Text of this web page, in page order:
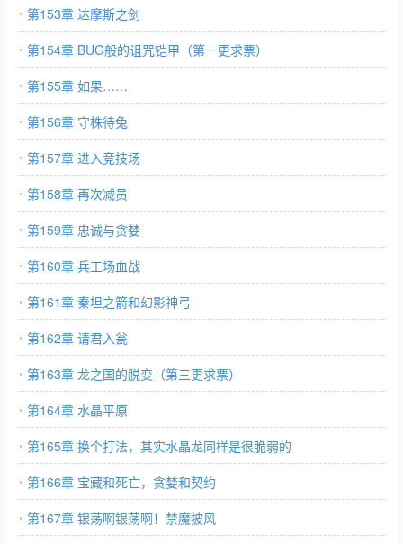
第153章 达摩斯之剑
第154章 BUG般的诅咒铠甲（第一更求票）
第155章 如果……
第156章 守株待兔
第157章 进入竞技场
第158章 再次减员
第159章 忠诚与贪婪
第160章 兵工场血战
第161章 秦坦之箭和幻影神弓
第162章 请君入瓮
第163章 龙之国的脱变（第三更求票）
第164章 水晶平原
第165章 换个打法，其实水晶龙同样是很脆弱的
第166章 宝藏和死亡，贪婪和契约
第167章 银荡啊银荡啊！禁魔披风